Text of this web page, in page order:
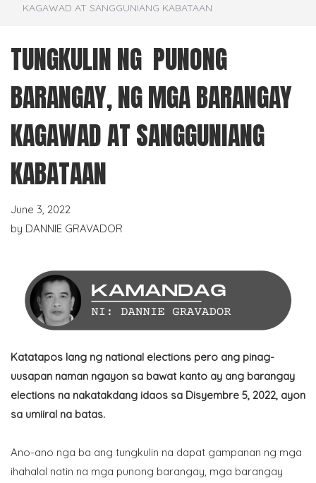
KAGAWAD AT SANGGUNIANG KABATAAN
TUNGKULIN NG PUNONG
BARANGAY, NG MGA BARANGAY
KAGAWAD AT SANGGUNIANG
KABATAAN
June 3, 2022
by DANNIE GRAVADOR
Katatapos lang ng national elections pero ang pinag-
uusapan naman ngayon sa bawat kanto ay ang barangay
elections na nakatakdang idaos sa Disyembre 5, 2022, ayon
sa umiiral na batas.
Ano-ano nga ba ang tungkulin na dapat gampanan ng mga
ihahalal natin na mga punong barangay, mga barangay